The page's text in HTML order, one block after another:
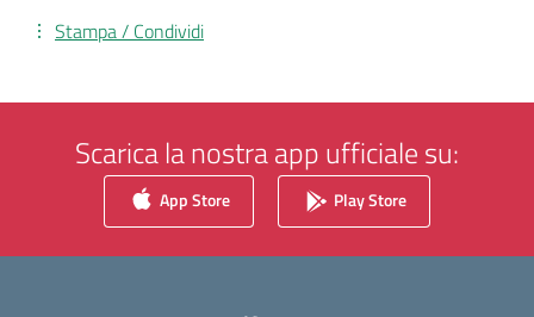
Stampa / Condividi
Scarica la nostra app ufficiale su:
App Store Play Store